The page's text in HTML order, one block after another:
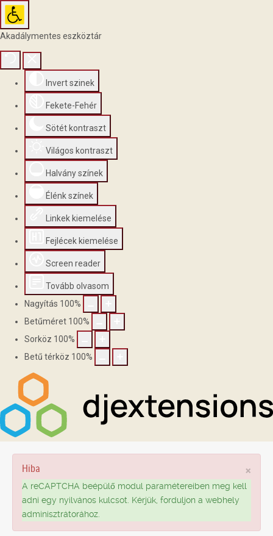
Akadálymentes eszköztár
Invert szinek
Fekete-Fehér
Sötét kontraszt
Világos kontraszt
Halvány színek
Élénk színek
Linkek kiemelése
Fejlécek kiemelése
Screen reader
Tovább olvasom
Nagyítás 100%
Betűméret 100%
Sorköz 100%
Betű térköz 100%
×
Hiba
A reCAPTCHA beépülő modul paramétereiben meg kell
adni egy nyilvános kulcsot. Kérjük, forduljon a webhely
adminisztrátorához.